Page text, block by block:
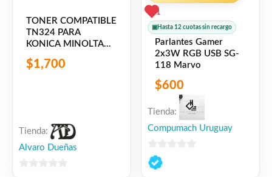
Torre Horizontal
(compacta y práctica)
❌ No incluye
Equipo reacondicionado
¿Qué significa reacondicionado?
Equipo corporativo original, revisado y
probado técnicamente para garantizar su
TONER COMPATIBLE
TN324 PARA
KONICA MINOLTA
BIZHUB C258 C308
C368 KM308
$1,700
Tienda:
Alvaro Dueñas
1
▣ Hasta 12 cuotas sin recargo
Parlantes Gamer
2x3W RGB USB SG-
118 Marvo
$600
Tienda:
Compumach Uruguay
0
de